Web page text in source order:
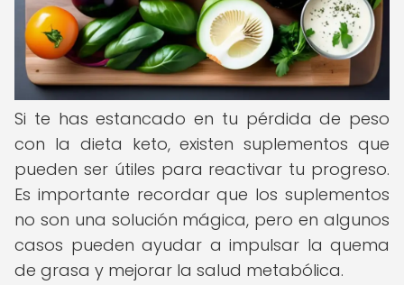
Si te has estancado en tu pérdida de peso
con la dieta keto, existen suplementos que
pueden ser útiles para reactivar tu progreso.
Es importante recordar que los suplementos
no son una solución mágica, pero en algunos
casos pueden ayudar a impulsar la quema
de grasa y mejorar la salud metabólica.